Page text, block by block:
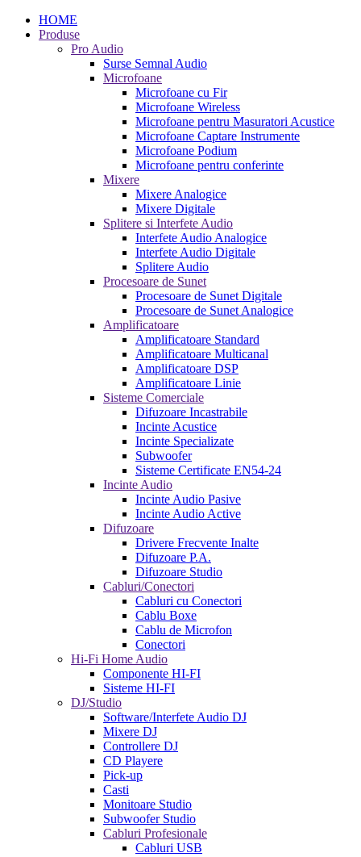
HOME
Produse
Pro Audio
Surse Semnal Audio
Microfoane
Microfoane cu Fir
Microfoane Wireless
Microfoane pentru Masuratori Acustice
Microfoane Captare Instrumente
Microfoane Podium
Microfoane pentru conferinte
Mixere
Mixere Analogice
Mixere Digitale
Splitere si Interfete Audio
Interfete Audio Analogice
Interfete Audio Digitale
Splitere Audio
Procesoare de Sunet
Procesoare de Sunet Digitale
Procesoare de Sunet Analogice
Amplificatoare
Amplificatoare Standard
Amplificatoare Multicanal
Amplificatoare DSP
Amplificatoare Linie
Sisteme Comerciale
Difuzoare Incastrabile
Incinte Acustice
Incinte Specializate
Subwoofer
Sisteme Certificate EN54-24
Incinte Audio
Incinte Audio Pasive
Incinte Audio Active
Difuzoare
Drivere Frecvente Inalte
Difuzoare P.A.
Difuzoare Studio
Cabluri/Conectori
Cabluri cu Conectori
Cablu Boxe
Cablu de Microfon
Conectori
Hi-Fi Home Audio
Componente HI-FI
Sisteme HI-FI
DJ/Studio
Software/Interfete Audio DJ
Mixere DJ
Controllere DJ
CD Playere
Pick-up
Casti
Monitoare Studio
Subwoofer Studio
Cabluri Profesionale
Cabluri USB